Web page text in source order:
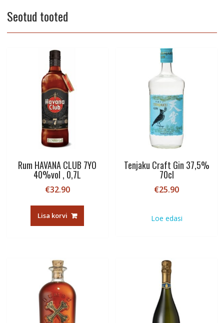
Seotud tooted
Rum HAVANA CLUB 7YO
40%vol , 0,7L
€32.90
Lisa korvi
Tenjaku Craft Gin 37,5%
70cl
€25.90
Loe edasi